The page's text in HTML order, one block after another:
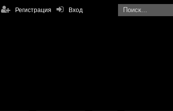
Вход
Регистрация